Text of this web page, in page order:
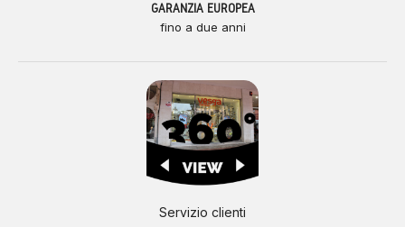
GARANZIA EUROPEA
fino a due anni
Servizio clienti